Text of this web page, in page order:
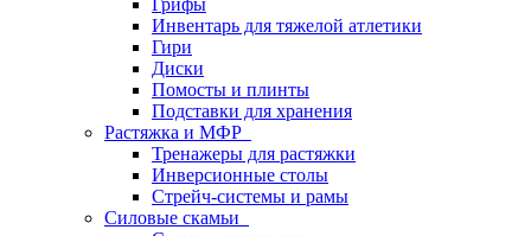
Грифы
Инвентарь для тяжелой атлетики
Гири
Диски
Помосты и плинты
Подставки для хранения
Растяжка и МФР
Тренажеры для растяжки
Инверсионные столы
Стрейч-системы и рамы
Силовые скамьи